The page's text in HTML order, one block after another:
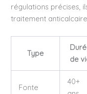
régulations précises,
traitement
Type
de
Fonte
40+